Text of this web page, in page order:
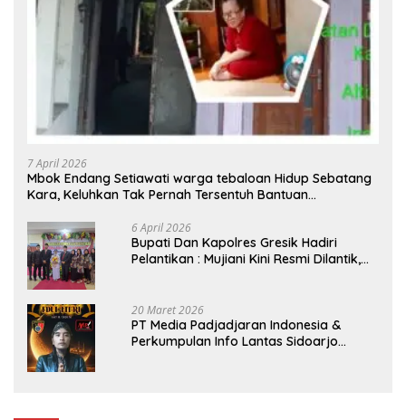
7 April 2026
Mbok Endang Setiawati warga tebaloan Hidup Sebatang
Kara, Keluhkan Tak Pernah Tersentuh Bantuan
6 April 2026
​Bupati Dan Kapolres Gresik Hadiri
Pelantikan : Mujiani Kini Resmi Dilantik,
20 Maret 2026
PT Media Padjadjaran Indonesia &
Perkumpulan Info Lantas Sidoarjo